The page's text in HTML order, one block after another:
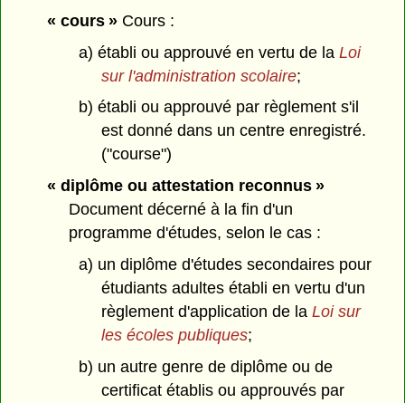
« cours »Cours :
a) établi ou approuvé en vertu de la Loi
sur l'administration scolaire;
b) établi ou approuvé par règlement s'il
est donné dans un centre enregistré.
("course")
« diplôme ou attestation reconnus »
Document décerné à la fin d'un
programme d'études, selon le cas :
a) un diplôme d'études secondaires pour
étudiants adultes établi en vertu d'un
règlement d'application de la Loi sur
les écoles publiques;
b) un autre genre de diplôme ou de
certificat établis ou approuvés par